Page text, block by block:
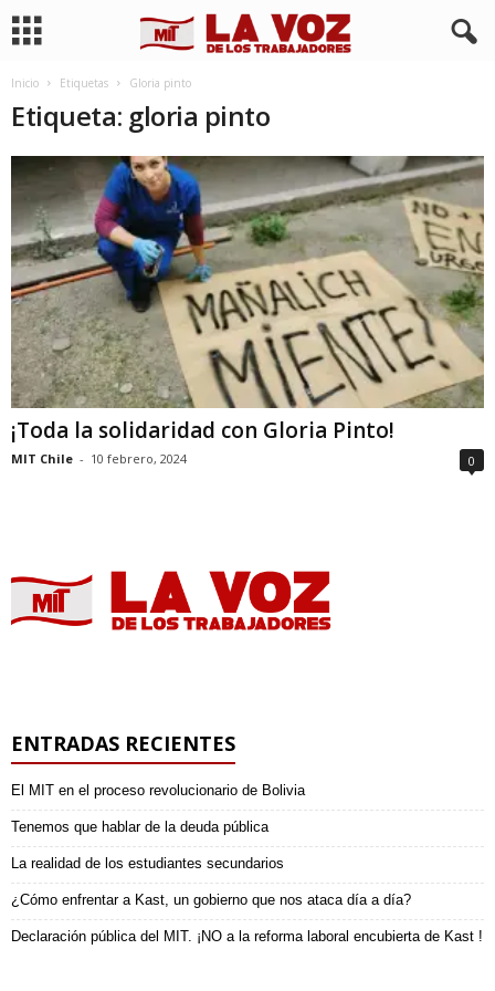
Inicio Etiquetas Gloria pinto
Etiqueta: gloria pinto
¡Toda la solidaridad con Gloria Pinto!
MIT Chile - 10 febrero, 2024 0
ENTRADAS RECIENTES
El MIT en el proceso revolucionario de Bolivia
Tenemos que hablar de la deuda pública
La realidad de los estudiantes secundarios
¿Cómo enfrentar a Kast, un gobierno que nos ataca día a día?
Declaración pública del MIT. ¡NO a la reforma laboral encubierta de Kast !